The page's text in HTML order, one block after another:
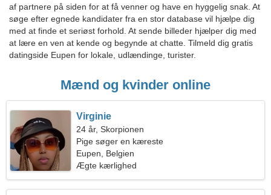
af partnere på siden for at få venner og have en hyggelig snak. At
søge efter egnede kandidater fra en stor database vil hjælpe dig
med at finde et seriøst forhold. At sende billeder hjælper dig med
at lære en ven at kende og begynde at chatte. Tilmeld dig gratis
datingside Eupen for lokale, udlændinge, turister.
Mænd og kvinder online
Virginie
24 år, Skorpionen
Pige søger en kæreste
Eupen, Belgien
Ægte kærlighed